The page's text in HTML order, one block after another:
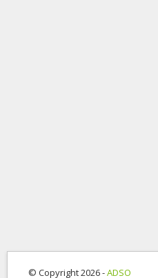
© Copyright 2026 -ADSO